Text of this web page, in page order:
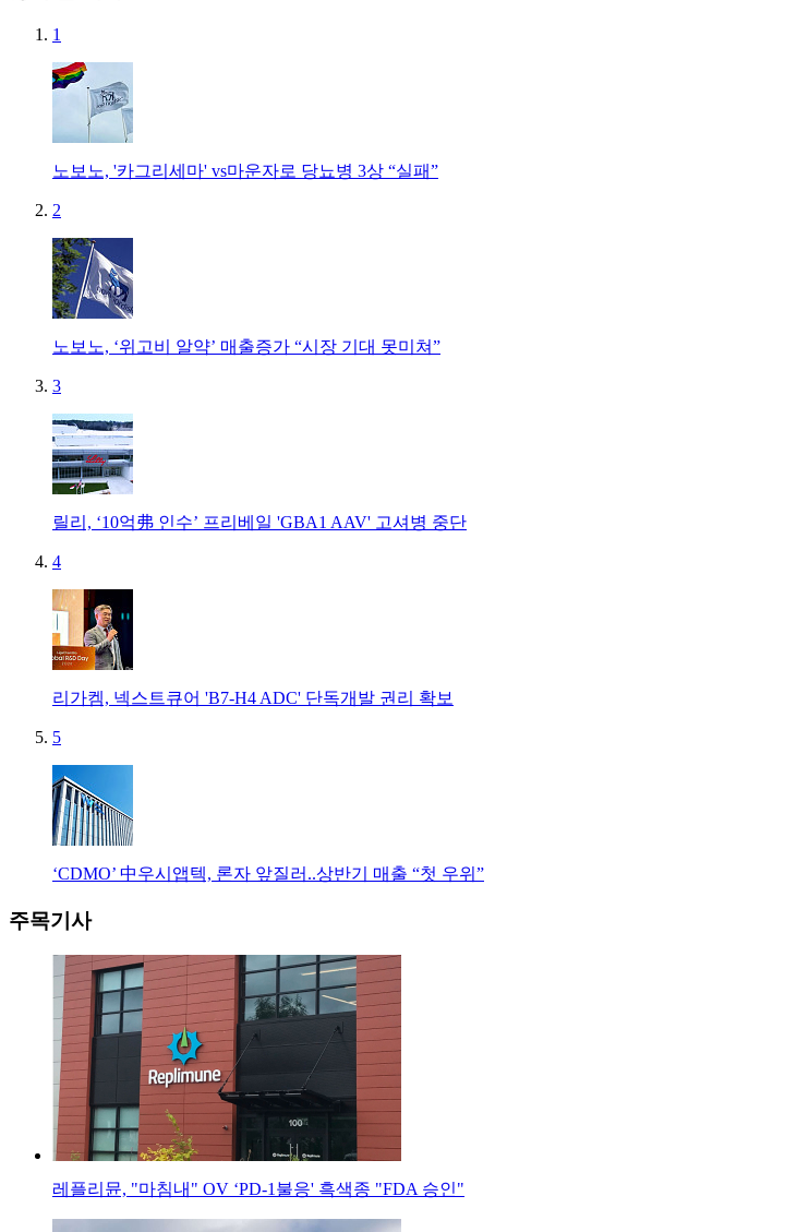
1
노보노, '카그리세마' vs마운자로 당뇨병 3상 “실패”
2
노보노, ‘위고비 알약’ 매출증가 “시장 기대 못미쳐”
3
릴리, ‘10억弗 인수’ 프리베일 'GBA1 AAV' 고셔병 중단
4
리가켐, 넥스트큐어 'B7-H4 ADC' 단독개발 권리 확보
5
‘CDMO’ 中우시앱텍, 론자 앞질러..상반기 매출 “첫 우위”
주목기사
레플리뮨, "마침내" OV ‘PD-1불응' 흑색종 "FDA 승인"